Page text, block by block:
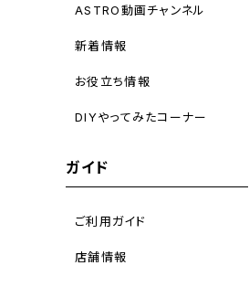
ASTRO動画チャンネル
新着情報
お役立ち情報
DIYやってみたコーナー
ガイド
ご利用ガイド
店舗情報